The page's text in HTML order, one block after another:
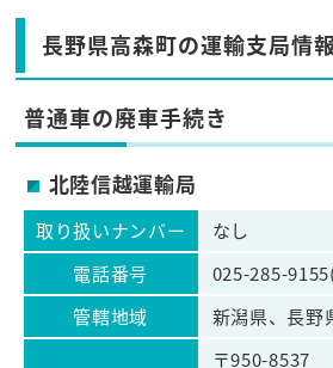
長野県高森町の運輸支局情
普通車の廃車手続き
北陸信越運輸局
取り扱いナンバー
なし
電話番号
025-285-
管轄地域
新潟県、長野
〒950-8537